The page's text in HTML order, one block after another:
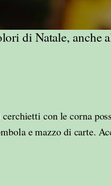
di Natale, anche
con le corna
e mazzo di carte.